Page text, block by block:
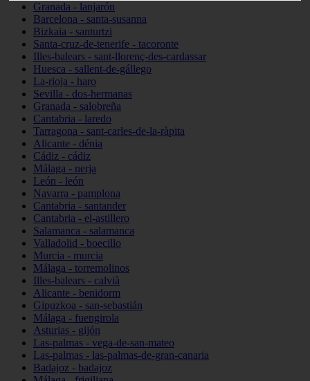
Granada - lanjarón
Barcelona - santa-susanna
Bizkaia - santurtzi
Santa-cruz-de-tenerife - tacoronte
Illes-balears - sant-llorenç-des-cardassar
Huesca - sallent-de-gállego
La-rioja - haro
Sevilla - dos-hermanas
Granada - salobreña
Cantabria - laredo
Tarragona - sant-carles-de-la-ràpita
Alicante - dénia
Cádiz - cádiz
Málaga - nerja
León - león
Navarra - pamplona
Cantabria - santander
Cantabria - el-astillero
Salamanca - salamanca
Valladolid - boecillo
Murcia - murcia
Málaga - torremolinos
Illes-balears - calvià
Alicante - benidorm
Gipuzkoa - san-sebastián
Málaga - fuengirola
Asturias - gijón
Las-palmas - vega-de-san-mateo
Las-palmas - las-palmas-de-gran-canaria
Badajoz - badajoz